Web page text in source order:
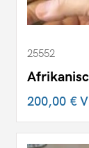
25552
200,00 €